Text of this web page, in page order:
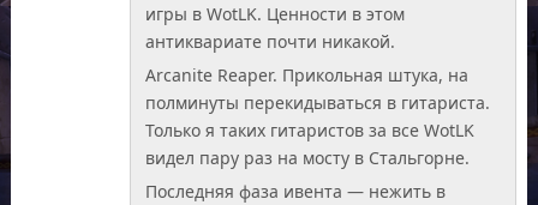
игры в WotLK. Ценности в этом
антиквариате почти никакой.
Arcanite Reaper. Прикольная штука, на
полминуты перекидываться в гитариста.
Только я таких гитаристов за все WotLK
видел пару раз на мосту в Стальгорне.
Последняя фаза ивента — нежить в